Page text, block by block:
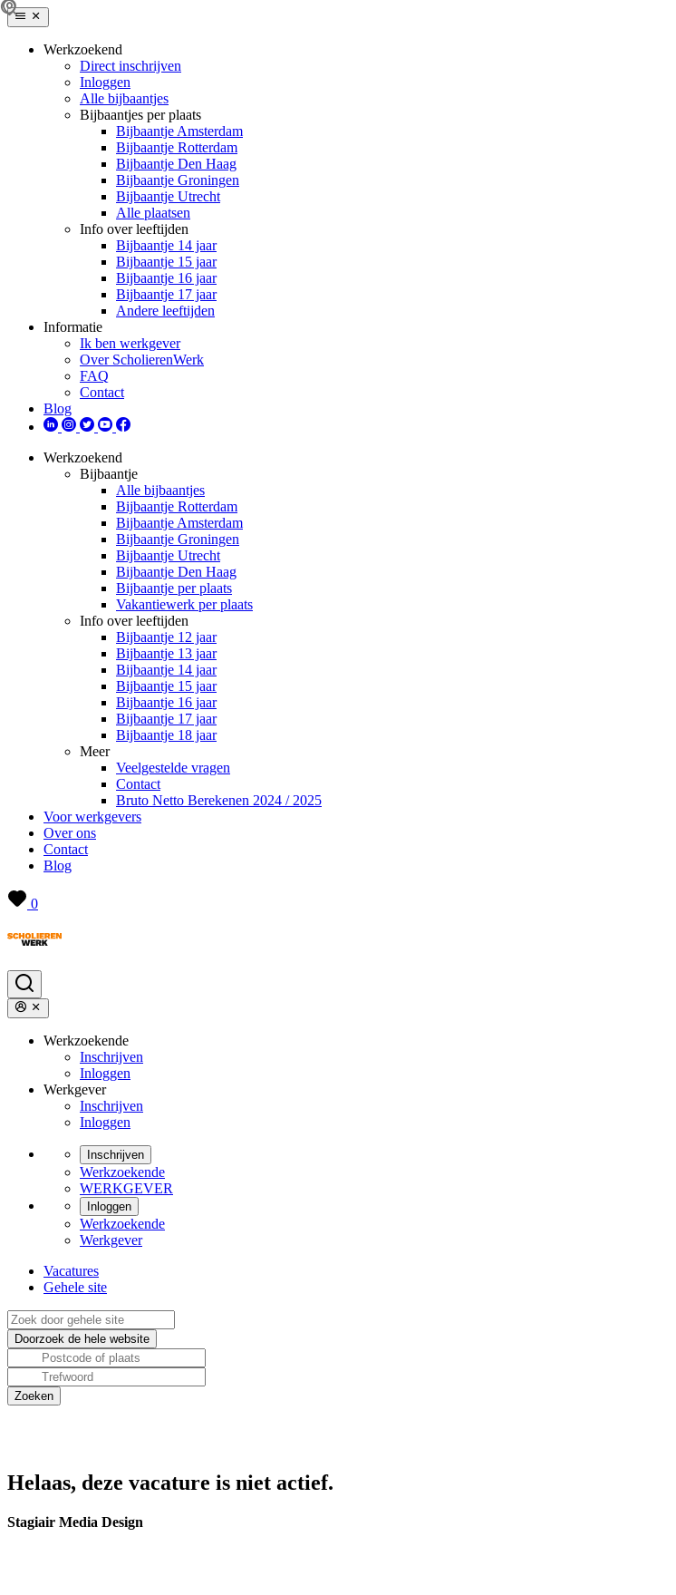
Werkzoekend
Direct inschrijven
Inloggen
Alle bijbaantjes
Bijbaantjes per plaats
Bijbaantje Amsterdam
Bijbaantje Rotterdam
Bijbaantje Den Haag
Bijbaantje Groningen
Bijbaantje Utrecht
Alle plaatsen
Info over leeftijden
Bijbaantje 14 jaar
Bijbaantje 15 jaar
Bijbaantje 16 jaar
Bijbaantje 17 jaar
Andere leeftijden
Informatie
Ik ben werkgever
Over ScholierenWerk
FAQ
Contact
Blog
Werkzoekend
Bijbaantje
Alle bijbaantjes
Bijbaantje Rotterdam
Bijbaantje Amsterdam
Bijbaantje Groningen
Bijbaantje Utrecht
Bijbaantje Den Haag
Bijbaantje per plaats
Vakantiewerk per plaats
Info over leeftijden
Bijbaantje 12 jaar
Bijbaantje 13 jaar
Bijbaantje 14 jaar
Bijbaantje 15 jaar
Bijbaantje 16 jaar
Bijbaantje 17 jaar
Bijbaantje 18 jaar
Meer
Veelgestelde vragen
Contact
Bruto Netto Berekenen 2024 / 2025
Voor werkgevers
Over ons
Contact
Blog
0
Werkzoekende
Inschrijven
Inloggen
Werkgever
Inschrijven
Inloggen
Inschrijven
Werkzoekende
WERKGEVER
Inloggen
Werkzoekende
Werkgever
Vacatures
Gehele site
Helaas, deze vacature is niet actief.
Stagiair Media Design